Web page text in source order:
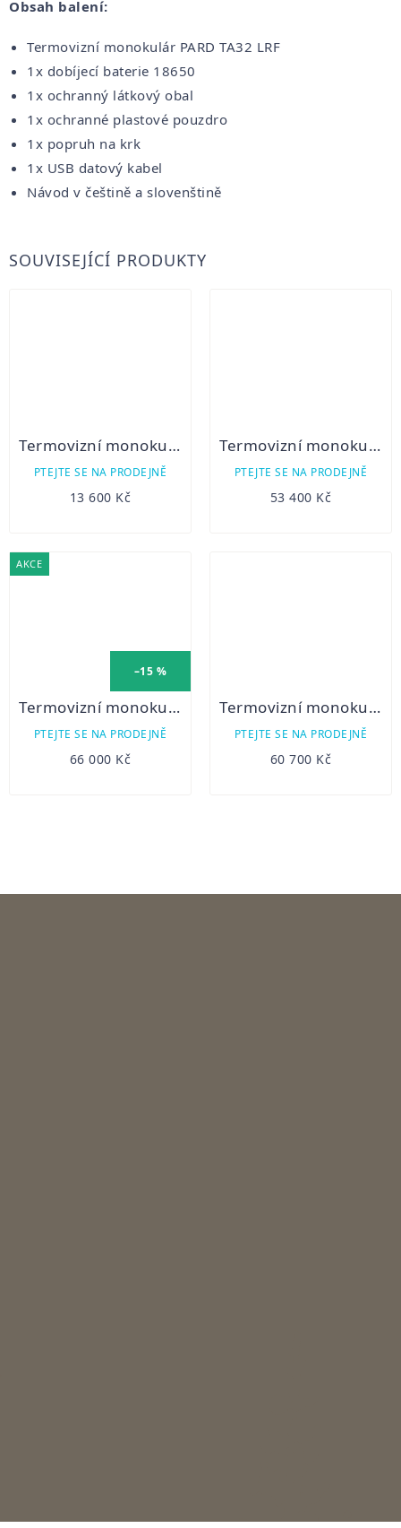
Obsah balení:
Termovizní monokulár PARD TA32 LRF
1x dobíjecí baterie 18650
1x ochranný látkový obal
1x ochranné plastové pouzdro
1x popruh na krk
1x USB datový kabel
Návod v češtině a slovenštině
SOUVISEJÍCÍ PRODUKTY
Termovizní monokulár Hikmicro Lynx LE10S
PTEJTE SE NA PRODEJNĚ
13 600 Kč
Termovizní monokulár Hikmicro Condor CH35L s dálkoměrem
PTEJTE SE NA PRODEJNĚ
53 400 Kč
AKCE
–15 %
Termovizní monokulár Hikmicro Condor CQ50L s dálkoměrem
PTEJTE SE NA PRODEJNĚ
66 000 Kč
Termovizní monokulár Hikmicro Condor CQ35L s dálkoměrem
PTEJTE SE NA PRODEJNĚ
60 700 Kč